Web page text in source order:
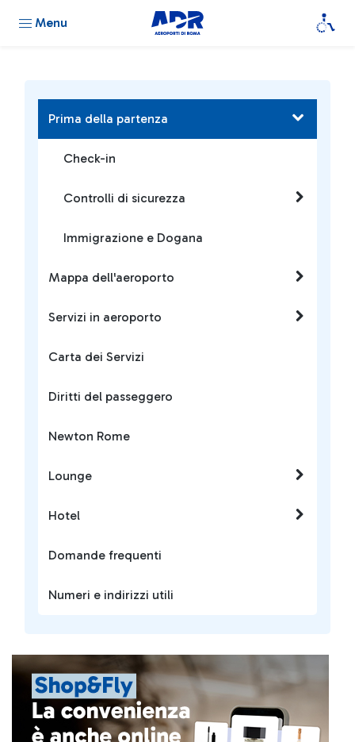
Menu
Prima della partenza
Check-in
Controlli di sicurezza
Immigrazione e Dogana
Mappa dell'aeroporto
Servizi in aeroporto
Carta dei Servizi
Diritti del passeggero
Newton Rome
Lounge
Hotel
Domande frequenti
Numeri e indirizzi utili